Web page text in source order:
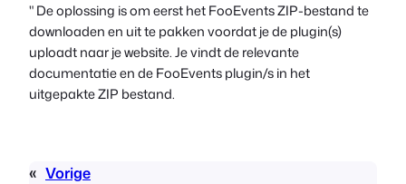
" De oplossing is om eerst het FooEvents ZIP-bestand te
downloaden en uit te pakken voordat je de plugin(s)
uploadt naar je website. Je vindt de relevante
documentatie en de FooEvents plugin/s in het
uitgepakte ZIP bestand.
« Vorige